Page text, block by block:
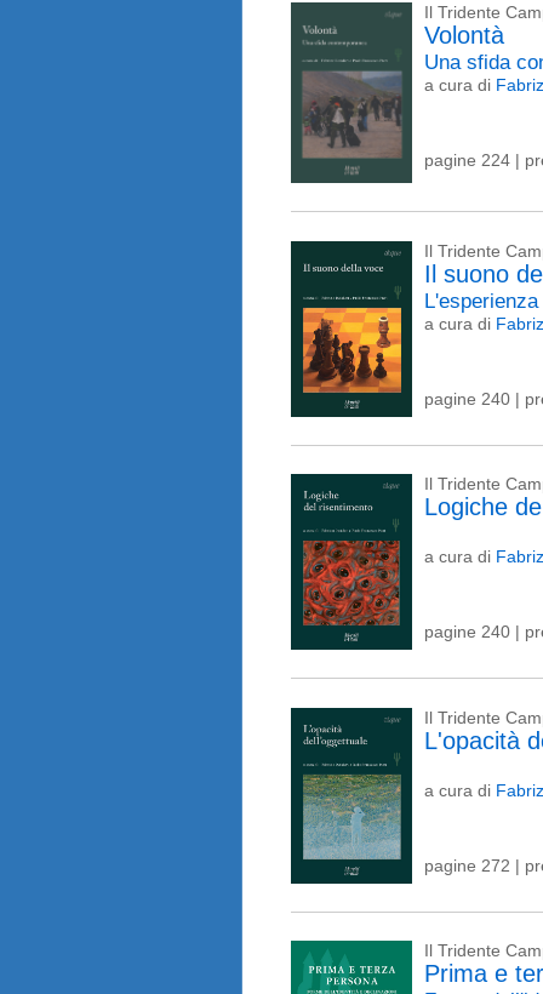
Il Tridente
Volontà
Una sfida
a cura di
pagine 224 |
Il Tridente
Il suono
a cura di
pagine 240 |
Il Tridente
Logiche
a cura di
pagine 240 |
Il Tridente
L'opacità
a cura di
pagine 272 |
Il Tridente
Prima e